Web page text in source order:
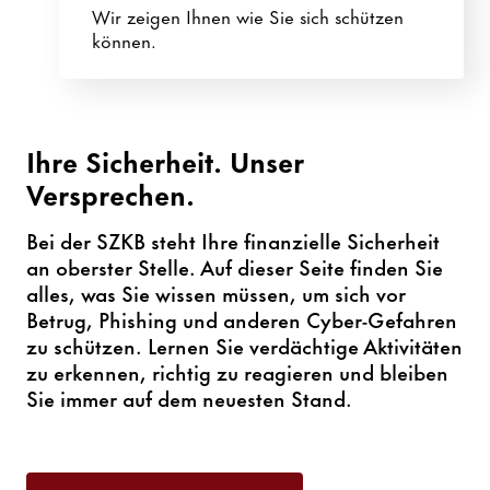
Wir zeigen Ihnen wie Sie sich schützen
können.
Ihre Sicherheit. Unser
Versprechen.
Bei der SZKB steht Ihre finanzielle Sicherheit
an oberster Stelle. Auf dieser Seite finden Sie
alles, was Sie wissen müssen, um sich vor
Betrug, Phishing und anderen Cyber-Gefahren
zu schützen. Lernen Sie verdächtige Aktivitäten
zu erkennen, richtig zu reagieren und bleiben
Sie immer auf dem neuesten Stand.